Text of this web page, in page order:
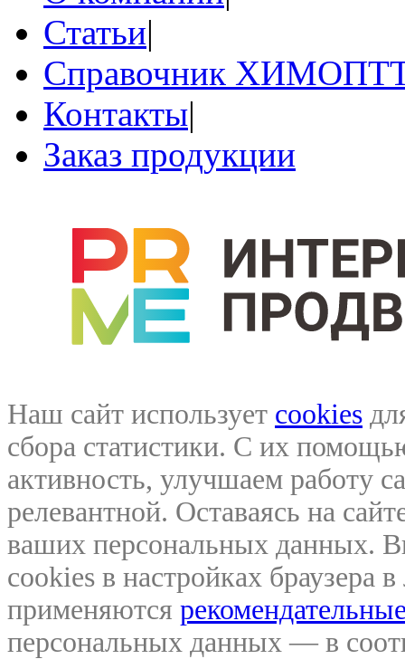
Статьи|
Справочник
Контакты|
Заказ продукции
Наш сайт использует cookies
сбора статистики. С их
активность, улучшаем работу
релевантной. Оставаясь на
ваших персональных данных.
cookies в настройках браузера
применяются
персональных данных — в